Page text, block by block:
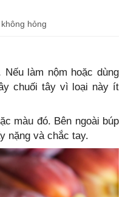
hỏng
làm nộm hoặc dùng
chuối tây vì loại này ít
màu đó. Bên ngoài búp
nặng và chắc tay.